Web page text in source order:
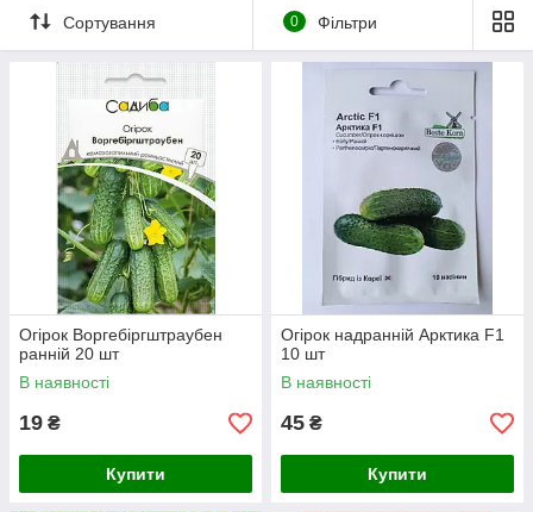
Сортування 0 Фільтри
Огірок Воргебіргштраубен
ранній 20 шт
В наявності
19 ₴
Купити
Огірок надранній Арктика F1
10 шт
В наявності
45 ₴
Купити